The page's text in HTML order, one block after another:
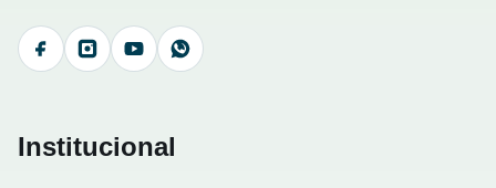
FacebookInstagramYouTubeWhatsApp
Institucional